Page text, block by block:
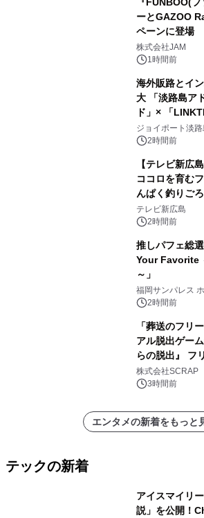
ーとGAZOO
ペーンに登場
GR 4車種の
メニューが展開
株式会社JAM
1時間前
海外販路とイ
大 「淡路島ア
ド」× 「
開始！
ジョイポート淡
2時間前
【テレビ新広
ココロを育む
んぱく釣りご
学生を募集
テレビ新広島
2時間前
推しパフェ総
Your Favorite
～」
福岡サンパレス
2時間前
「葬送のフリ
アル脱出ゲー
らの脱出』 フ
器を手に魔族
インビジュアル
株式会社SCRAP
3時間前
エンタメの新着をもっと
テックの新着
アイスマイリ
説」を公開！